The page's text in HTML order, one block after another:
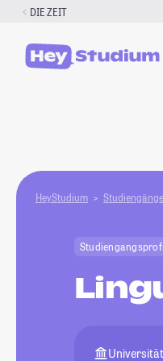
DIE ZEIT
HeyStudium Studiengänge